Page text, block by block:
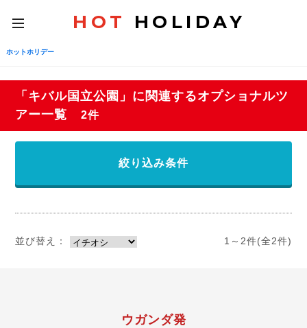
toggle
navigation
HOT HOLIDAY
ホットホリデー
「キバル国立公園」に関連するオプショナルツ
アー一覧
2件
絞り込み条件
並び替え： 1～2件(全2件)
ウガンダ発